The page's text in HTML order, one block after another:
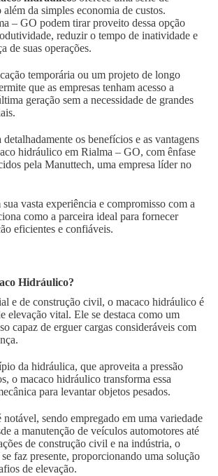
da simples economia de custos.
– GO podem tirar proveito dessa opção
reduzir o tempo de inatividade e
de suas operações.
temporária ou um projeto de longo
que as empresas tenham acesso a
geração sem a necessidade de grandes
os benefícios e as vantagens
hidráulico em Rialma – GO, com ênfase
pela Manuttech, uma empresa líder no
vasta experiência e compromisso com a
como a parceira ideal para fornecer
eficientes e confiáveis.
Hidráulico?
e de construção civil, o macaco hidráulico é
elevação vital. Ele se destaca como um
capaz de erguer cargas consideráveis com
da hidráulica, que aproveita a pressão
o macaco hidráulico transforma essa
para levantar objetos pesados.
notável, sendo empregado em uma variedade
a manutenção de veículos automotores até
de construção civil e na indústria, o
faz presente, proporcionando uma solução
de elevação.